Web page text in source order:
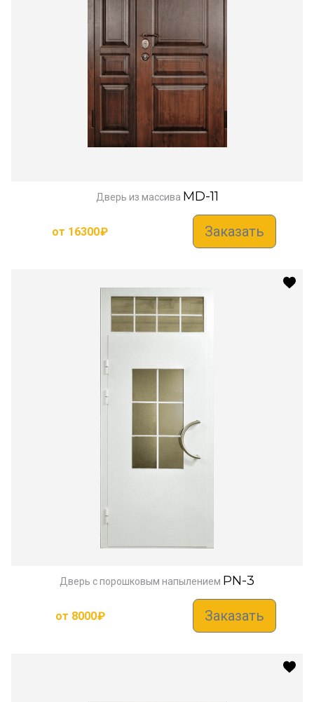
Дверь из массива MD-11
от 16300₽ Заказать
Дверь с порошковым напылением PN-3
от 8000₽ Заказать